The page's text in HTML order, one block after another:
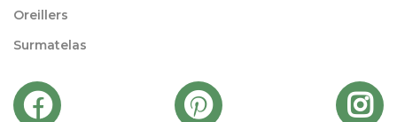
Oreillers
Surmatelas